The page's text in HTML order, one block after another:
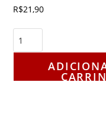
R$21,90